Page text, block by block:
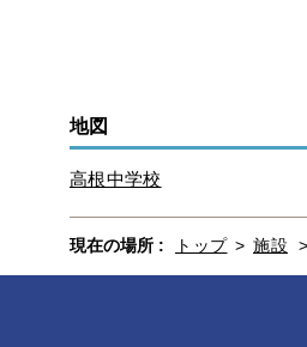
地図
高根中学校
現在の場所 : トップ > 施設 >